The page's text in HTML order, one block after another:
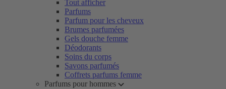
Tout afficher
Parfums
Parfum pour les cheveux
Brumes parfumées
Gels douche femme
Déodorants
Soins du corps
Savons parfumés
Coffrets parfums femme
Parfums pour hommes